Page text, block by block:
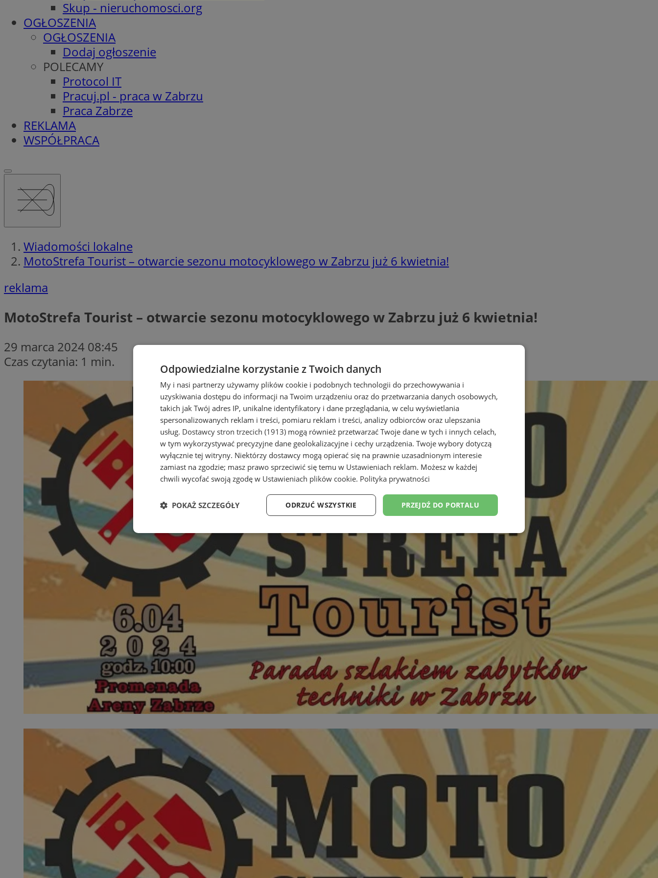
Skup - nieruchomosci.org
OGŁOSZENIA
OGŁOSZENIA
Dodaj ogłoszenie
POLECAMY
Protocol IT
Pracuj.pl - praca w Zabrzu
Praca Zabrze
REKLAMA
WSPÓŁPRACA
Wiadomości lokalne
MotoStrefa Tourist – otwarcie sezonu motocyklowego w Zabrzu już 6 kwietnia!
reklama
MotoStrefa Tourist – otwarcie sezonu motocyklowego w Zabrzu już 6 kwietnia!
29 marca 2024 08:45
Czas czytania: 1 min.
Odpowiedzialne korzystanie z Twoich danych
My i nasi partnerzy używamy plików cookie i podobnych technologii do przechowywania i
uzyskiwania dostępu do informacji na Twoim urządzeniu oraz do przetwarzania danych osobowych,
takich jak Twój adres IP, unikalne identyfikatory i dane przeglądania, w celu wyświetlania
spersonalizowanych reklam i treści, pomiaru reklam i treści, analizy odbiorców oraz ulepszania
usług. Dostawcy stron trzecich (1913) mogą również przetwarzać Twoje dane w tych i innych celach,
w tym wykorzystywać precyzyjne dane geolokalizacyjne i cechy urządzenia. Twoje wybory dotyczą
wyłącznie tej witryny. Niektórzy dostawcy mogą opierać się na prawnie uzasadnionym interesie
zamiast na zgodzie; masz prawo sprzeciwić się temu w Ustawieniach reklam. Możesz w każdej
chwili wycofać swoją zgodę w Ustawieniach plików cookie. Polityka prywatności
PRZEJDŹ DO PORTALU
ODRZUĆ WSZYSTKIE
POKAŻ SZCZEGÓŁY
Niezbędne Wydajność Targetowanie Funkcjonalność Niesklasyfikowane
Wydajność Targetowanie Funkcjonalność Niesklasyfikowane
Niezbędne pliki cookie umożliwiają korzystanie z podstawowych funkcji strony internetowej, takich jak logowanie użytkownika i
zarządzanie kontem. Bez niezbędnych plików cookie nie można prawidłowo korzystać ze strony internetowej.
Nazwa
Okres
przechowywania
SessID zabrze.com.pl 1 rok
Ten plik cookie przechowuje identyfikator sesji.
QeSessID
zabrze.com.pl 1 rok
Ten plik cookie przechowuje identyfikator sesji.
MvSessID
1 rok
Ten plik cookie przechowuje identyfikator sesji.
__cf_bm
sekundy
Ten plik cookie służy do rozróżniania ludzi i botów. Jest
to korzystne dla strony internetowej, ponieważ
korzystania z jej witryny internetowej.
__cf_bm
Inc.
.twitter.com
Ten plik cookie służy do rozróżniania ludzi i botów. Jest
to korzystne dla strony internetowej, ponieważ
umożliwia tworzenie ważnych raportów na temat
korzystania z jej witryny internetowej.
CookieScriptConsent
zabrze.com.pl
4 tygodnie 2 dni
Ten plik cookie jest używany przez usługę Cookie-
Script.com do zapamiętywania preferencji dotyczących
aby baner cookie Cookie-Script.com działał poprawnie.
VISITOR_PRIVACY_METADATA
YouTube
.youtube.com
5 miesięcy 4
tygodnie
Ten plik cookie przechowuje informacje o zgodzie
użytkownika oraz jego preferencjach dotyczących
prywatności podczas korzystania z witryny. Rejestruje
wybory dotyczące polityki prywatności i ustawień
wizytach. Dzięki temu użytkownik nie musi ponownie
konfigurować swoich preferencji, co zwiększa wygodę i
zgodność z regulacjami ochrony danych.
Google Privacy Policy